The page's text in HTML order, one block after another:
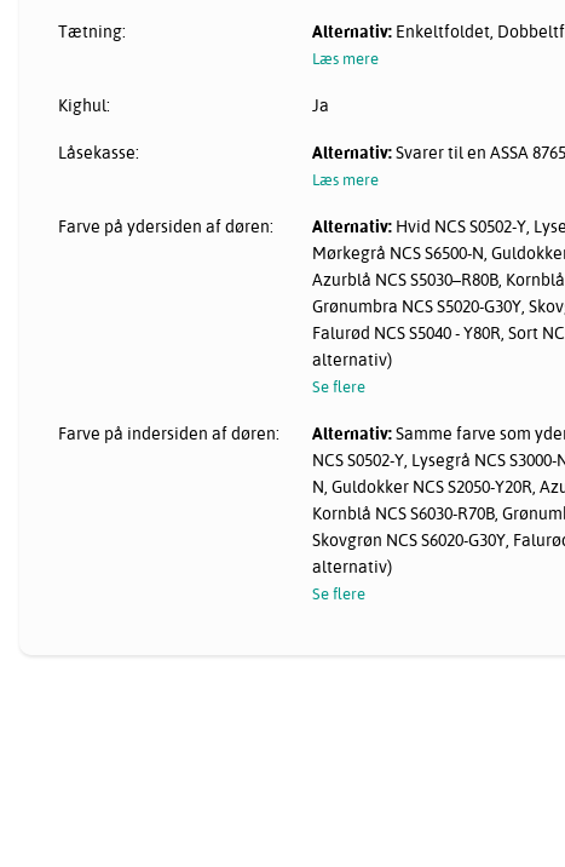
Tætning: Alternativ: Enkeltfoldet,
Læs mere
Kighul: Ja
Låsekasse: Alternativ:Svarer til en ASSA
Læs mere
Farve på ydersiden af døren: Alternativ: Hvid NCS S0502-Y,
Mørkegrå NCS S6500-N,
Azurblå NCS S5030–R80B, Kornblå
Grønumbra NCS S5020-G30Y,
Falurød NCS S5040 - Y80R, Sort
alternativ)
Se flere
Farve på indersiden af døren: Alternativ:Samme farve som
NCS S0502-Y, Lysegrå NCS
N, Guldokker NCS S2050-Y20R,
Kornblå NCS S6030-R70B,
Skovgrøn NCS S6020-G30Y,
alternativ)
Se flere